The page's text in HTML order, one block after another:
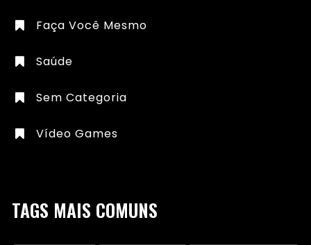
Faça Você Mesmo
Saúde
Sem Categoria
Vídeo Games
TAGS MAIS COMUNS